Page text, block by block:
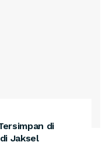
di
Jaksel